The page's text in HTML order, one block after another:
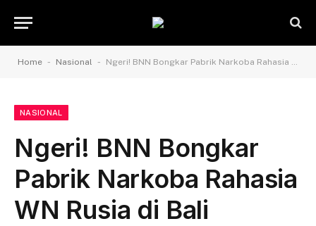
Home - Nasional - Ngeri! BNN Bongkar Pabrik Narkoba Rahasia WN Rusia di Bali
NASIONAL
Ngeri! BNN Bongkar
Pabrik Narkoba Rahasia
WN Rusia di Bali